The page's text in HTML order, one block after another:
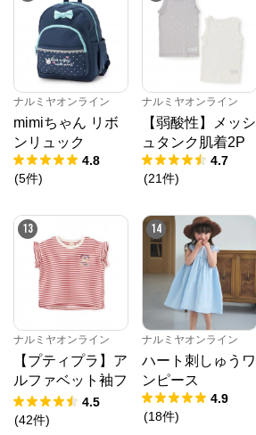
ナルミヤオンライン
mimiちゃん リボ
ンリュック
4.8
(5件)
ナルミヤオンライン
【弱酸性】メッシ
ュタンク肌着2P
4.7
(21件)
13
ナルミヤオンライン
【プティプラ】ア
ルファベット袖フ
リルTシャツ
4.5
(42件)
14
ナルミヤオンライン
ハート刺しゅうワ
ンピース
4.9
(18件)